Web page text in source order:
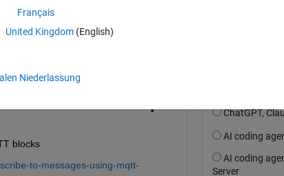
Sie sich an, um diese Frage zu beantworten.
Anmelden, um Aktivität zu verfolgen
blocks
to-messages-using-mqtt-
Français
United Kingdom(English)
Niederlassung